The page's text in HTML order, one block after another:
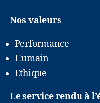
Nos valeurs
Performance
Humain
Ethique
Le service rendu à